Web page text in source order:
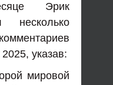
Эрик
несколько
указав:
мировой